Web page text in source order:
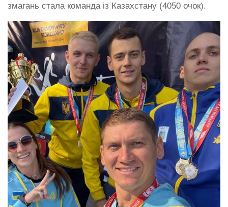
змагань стала команда із Казахстану (4050 очок).